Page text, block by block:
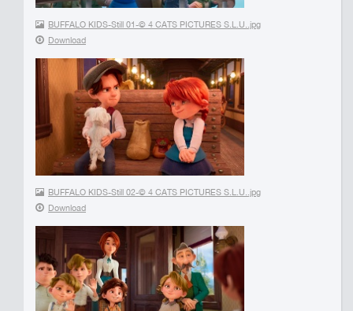
BUFFALO KIDS-Still 01-© 4 CATS PICTURES S.L.U..jpg
Download
BUFFALO KIDS-Still 02-© 4 CATS PICTURES S.L.U..jpg
Download